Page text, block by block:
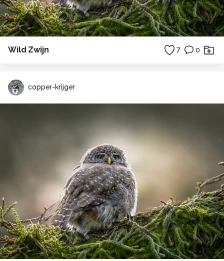
Wild Zwijn 7 0
copper-krijger